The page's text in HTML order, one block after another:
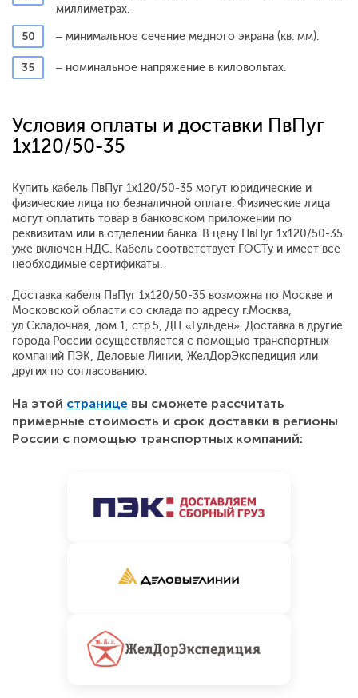
миллиметрах.
50
– минимальное сечение медного экрана (кв. мм).
35 – номинальное напряжение в киловольтах.
Условия оплаты и доставки ПвПуг
1x120/50-35
Купить кабель ПвПуг 1x120/50-35 могут юридические и
физические лица по безналичной оплате. Физические лица
могут оплатить товар в банковском приложении по
реквизитам или в отделении банка. В цену ПвПуг 1x120/50-35
уже включен НДС. Кабель соответствует ГОСТу и имеет все
необходимые сертификаты.
Доставка кабеля ПвПуг 1x120/50-35 возможна по Москве и
Московской области со склада по адресу г.Москва,
ул.Складочная, дом 1, стр.5, ДЦ «Гульден». Доставка в другие
города России осуществляется с помощью транспортных
компаний ПЭК, Деловые Линии, ЖелДорЭкспедиция или
других по согласованию.
На этой странице вы сможете рассчитать
примерные стоимость и срок доставки в регионы
России с помощью транспортных компаний: